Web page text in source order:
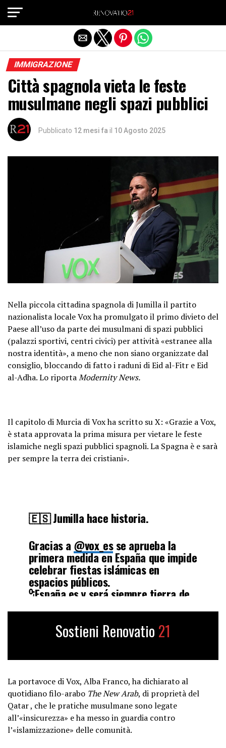
IMMIGRAZIONE
Città spagnola vieta le feste
musulmane negli spazi pubblici
Pubblicato 12 mesi fa il 10 Agosto 2025
Nella piccola cittadina spagnola di Jumilla il partito
nazionalista locale Vox ha promulgato il primo divieto del
Paese all’uso da parte dei musulmani di spazi pubblici
(palazzi sportivi, centri civici) per attività «estranee alla
nostra identità», a meno che non siano organizzate dal
consiglio, bloccando di fatto i raduni di Eid al-Fitr e Eid
al-Adha. Lo riportaModernity News.
Il capitolo di Murcia di Vox ha scritto su X: «Grazie a Vox,
è stata approvata la prima misura per vietare le feste
islamiche negli spazi pubblici spagnoli. La Spagna è e sarà
per sempre la terra dei cristiani».
🇪🇸 Jumilla hace historia.
Gracias a @vox_esse aprueba la
primera medida en España que impide
celebrar fiestas islámicas en
espacios públicos.
⁰¡España es y será siempre tierra de
@JuanAgusCarri
📰https://t.co/bVVV6ImEY6
— VOX Murcia (@Vox_Murcia)
August 6, 2025
Sostieni Renovatio 21
La portavoce di Vox, Alba Franco, ha dichiarato al
quotidiano filo-arabo The New Arab, di proprietà del
Qatar , che le pratiche musulmane sono legate
all’«insicurezza» e ha messo in guardia contro
l’«islamizzazione» delle comunità.
Exit mobile version